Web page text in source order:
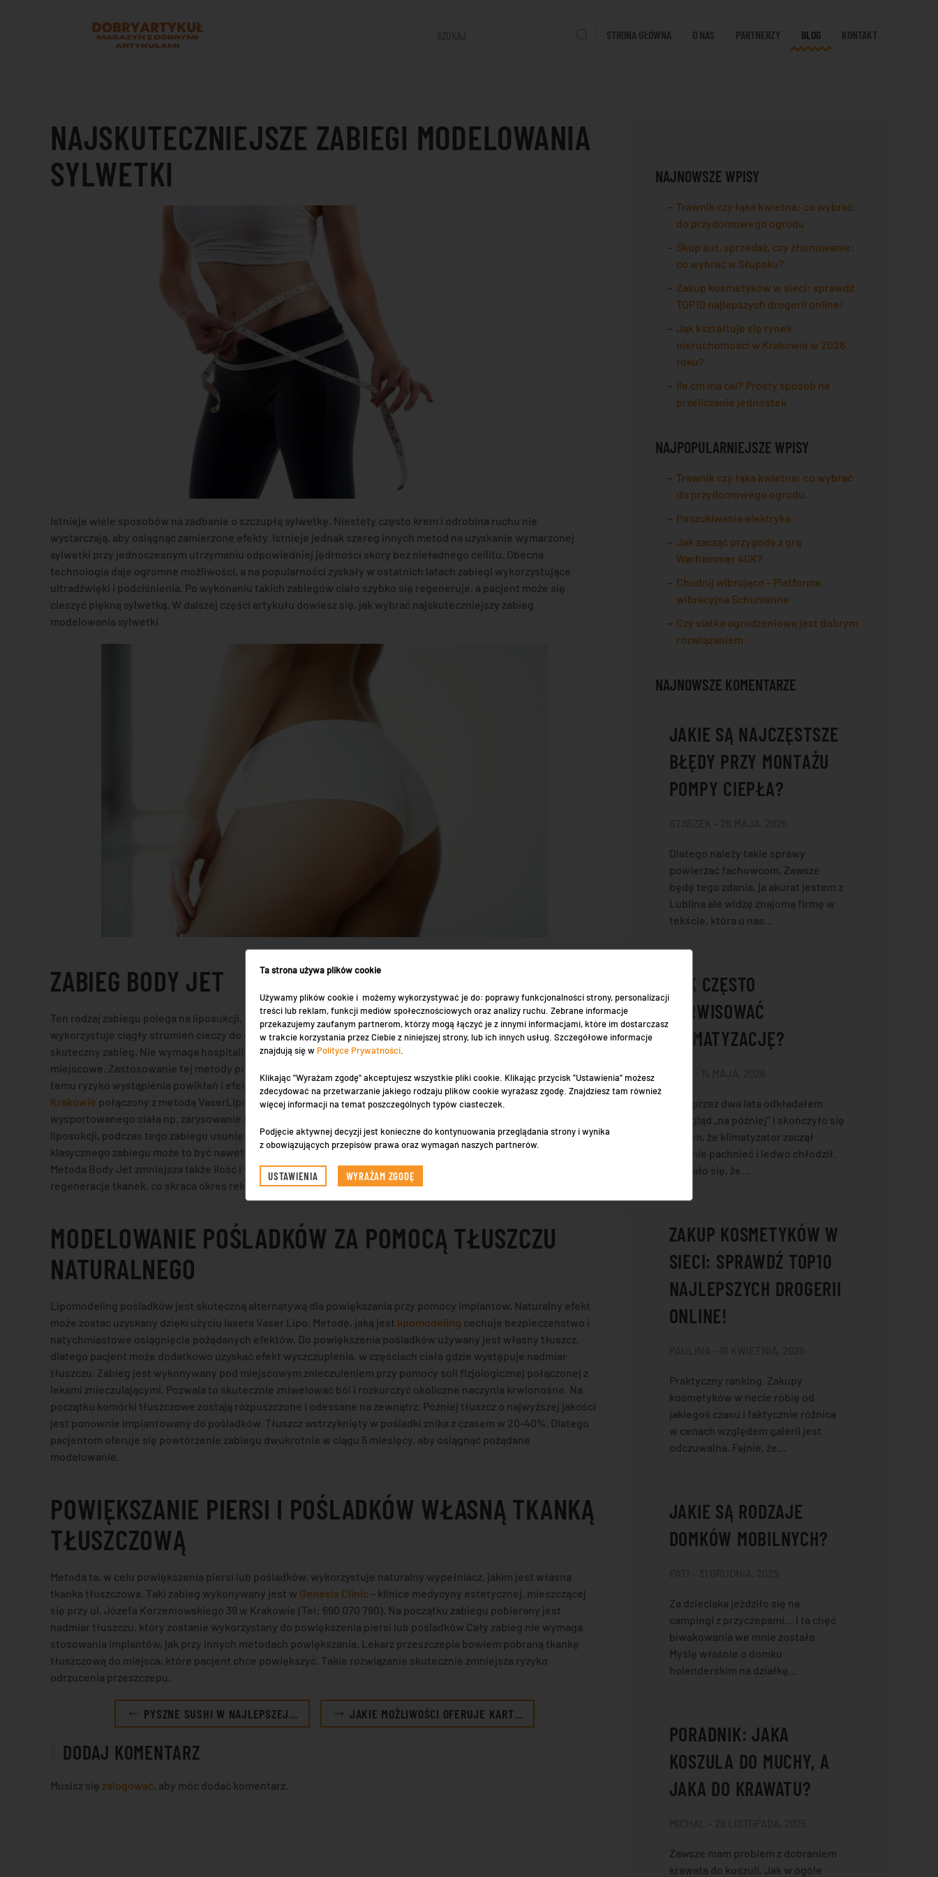
Przejdź do treści głównej STRONA GŁÓWNA O NAS PARTNERZY BLOG KONTAKT
NAJSKUTECZNIEJSZE ZABIEGI MODELOWANIA
SYLWETKI
Istnieje wiele sposobów na zadbanie o szczupłą sylwetkę. Niestety często krem i odrobina ruchu nie
wystarczają, aby osiągnąć zamierzone efekty. Istnieje jednak szereg innych metod na uzyskanie wymarzonej
sylwetki przy jednoczesnym utrzymaniu odpowiedniej jędrności skóry bez nieładnego cellitu. Obecna
technologia daje ogromne możliwości, a na popularności zyskały w ostatnich latach zabiegi wykorzystujące
ultradźwięki i podciśnienia. Po wykonaniu takich zabiegów ciało szybko się regeneruje, a pacjent może się
cieszyć piękną sylwetką. W dalszej części artykułu dowiesz się, jak wybrać najskuteczniejszy zabieg
modelowania sylwetki.
ZABIEG BODY JET
Ten rodzaj zabiegu polega na liposukcji, która jest wspierana przy pomocy strumienia wody. Metoda ta
wykorzystuje ciągły strumień cieczy do rozbicia podskórnej tkanki tłuszczowej. Jest to bardzo bezpieczny i
skuteczny zabieg. Nie wymaga hospitalizacji, a podczas jego wykonywania stosowane jest znieczulenie
miejscowe. Zastosowanie tej metody pozwala na zmniejszenie ilości podawanych leków anestetycznych. Dzięki
temu ryzyko wystąpienia powikłań i efektów ubocznych jest bardzo niskie. Dodatkowo zabieg Body Jet w
Krakowie połączony z metodą VaserLipo i Renuvion umożliwia uwydatnienie typowych atrybutów
wysportowanego ciała np. zarysowanie mięśni brzucha czy wyrzeźbienie łydek. W przeciwieństwie do klasycznej
liposukcji, podczas tego zabiegu usunięta tkanka tłuszczowa zawiera zwykle 1-3% krwi. W przypadku
klasycznego zabiegu może to być nawet 40%, co czasem skutkuje potrzebą transfuzji krwi w trakcie zabiegu.
Metoda Body Jet zmniejsza także ilość i wielkość siniaków oraz wylewów krwawych, a ponadto przyśpiesza
regeneracje tkanek, co skraca okres rekonwalescencji po zabiegu.
MODELOWANIE POŚLADKÓW ZA POMOCĄ TŁUSZCZU
NATURALNEGO
Lipomodeling pośladków jest skuteczną alternatywą dla powiększania przy pomocy implantów. Naturalny efekt
może zostać uzyskany dzięki użyciu lasera Vaser Lipo. Metodę, jaką jest lipomodeling cechuje bezpieczeństwo i
natychmiastowe osiągnięcie pożądanych efektów. Do powiększenia pośladków używany jest własny tłuszcz,
dlatego pacjent może dodatkowo uzyskać efekt wyszczuplenia, w częściach ciała gdzie występuje nadmiar
tłuszczu. Zabieg jest wykonywany pod miejscowym znieczuleniem przy pomocy soli fizjologicznej połączonej z
lekami znieczulającymi. Pozwala to skutecznie zniwelować ból i rozkurczyć okoliczne naczynia krwionośne. Na
początku komórki tłuszczowe zostają rozpuszczone i odessane na zewnątrz. Później tłuszcz o najwyższej jakości
jest ponownie implantowany do pośladków. Tłuszcz wstrzyknięty w pośladki znika z czasem w 20-40%. Dlatego
pacjentom oferuje się powtórzenie zabiegu dwukrotnie w ciągu 6 miesięcy, aby osiągnąć pożądane
modelowanie.
POWIĘKSZANIE PIERSI I POŚLADKÓW WŁASNĄ TKANKĄ
TŁUSZCZOWĄ
Metoda ta, w celu powiększenia piersi lub pośladków, wykorzystuje naturalny wypełniacz, jakim jest własna
tkanka tłuszczowa. Taki zabieg wykonywany jest w Genesis Clinic – klinice medycyny estetycznej, mieszczącej
się przy ul. Józefa Korzeniowskiego 39 w Krakowie (Tel: 690 070 790). Na początku zabiegu pobierany jest
nadmiar tłuszczu, który zostanie wykorzystany do powiększenia piersi lub pośladków Cały zabieg nie wymaga
stosowania implantów, jak przy innych metodach powiększania. Lekarz przeszczepia bowiem pobraną tkankę
tłuszczową do miejsca, które pacjent chce powiększyć. Takie rozwiązanie skutecznie zmniejsza ryzyko
odrzucenia przeszczepu.
PYSZNE SUSHI W NAJLEPSZEJ… JAKIE MOŻLIWOŚCI OFERUJE KART…
DODAJ KOMENTARZ
Musisz się zalogować, aby móc dodać komentarz.
NAJNOWSZE WPISY
Trawnik czy łąka kwietna: co wybrać
do przydomowego ogrodu
Skup aut, sprzedaż, czy złomowanie:
co wybrać w Słupsku?
Zakup kosmetyków w sieci: sprawdź
TOP10 najlepszych drogerii online!
Jak kształtuje się rynek
nieruchomości w Krakowie w 2026
roku?
Ile cm ma cal? Prosty sposób na
przeliczanie jednostek
NAJPOPULARNIEJSZE WPISY
Trawnik czy łąka kwietna: co wybrać
do przydomowego ogrodu
Poszukiwania elektryka
Jak zacząć przygodę z grą
Warhammer 40K?
Chudnij wibrująco – Platforma
wibracyjna Schumanna
Czy siatka ogrodzeniowa jest dobrym
rozwiązaniem
NAJNOWSZE KOMENTARZE
JAKIE SĄ NAJCZĘSTSZE
BŁĘDY PRZY MONTAŻU
POMPY CIEPŁA?
Dlatego należy takie sprawy
powierzać fachowcom, Zawsze
będę tego zdania, ja akurat jestem z
Lublina ale widzę znajomą firmę w
tekście, która u nas…
JAK CZĘSTO
SERWISOWAĆ
KLIMATYZACJĘ?
Sam przez dwa lata odkładałem
przegląd „na później” i skończyło się
na tym, że klimatyzator zaczął
dziwnie pachnieć i ledwo chłodził.
Okazało się, że…
ZAKUP KOSMETYKÓW W
SIECI: SPRAWDŹ TOP10
NAJLEPSZYCH DROGERII
ONLINE!
Praktyczny ranking. Zakupy
kosmetyków w necie robię od
jakiegoś czasu i faktycznie różnica
w cenach względem galerii jest
odczuwalna. Fajnie, że…
JAKIE SĄ RODZAJE
DOMKÓW MOBILNYCH?
Za dzieciaka jeździło się na
campingi z przyczepami… I ta chęć
biwakowania we mnie została.
Myślę właśnie o domku
holenderskim na działkę…
PORADNIK: JAKA
KOSZULA DO MUCHY, A
JAKA DO KRAWATU?
Zawsze mam problem z dobraniem
krawata do koszuli. Jak w ogóle
Ta strona używa plików cookie
Używamy plików cookie i możemy wykorzystywać je do: poprawy funkcjonalności strony, personalizacji
treści lub reklam, funkcji mediów społecznościowych oraz analizy ruchu. Zebrane informacje
przekazujemy zaufanym partnerom, którzy mogą łączyć je z innymi informacjami, które im dostarczasz
w trakcie korzystania przez Ciebie z niniejszej strony, lub ich innych usług. Szczegółowe informacje
znajdują się w Polityce Prywatności
Klikając "Wyrażam zgodę" akceptujesz wszystkie pliki cookie. Klikając przycisk "Ustawienia" możesz
zdecydować na przetwarzanie jakiego rodzaju plików cookie wyrażasz zgodę. Znajdziesz tam również
więcej informacji na temat poszczególnych typów ciasteczek.
Podjęcie aktywnej decyzji jest konieczne do kontynuowania przeglądania strony i wynika
z obowiązujących przepisów prawa oraz wymagań naszych partnerów.
USTAWIENIA WYRAŻAM ZGODĘ